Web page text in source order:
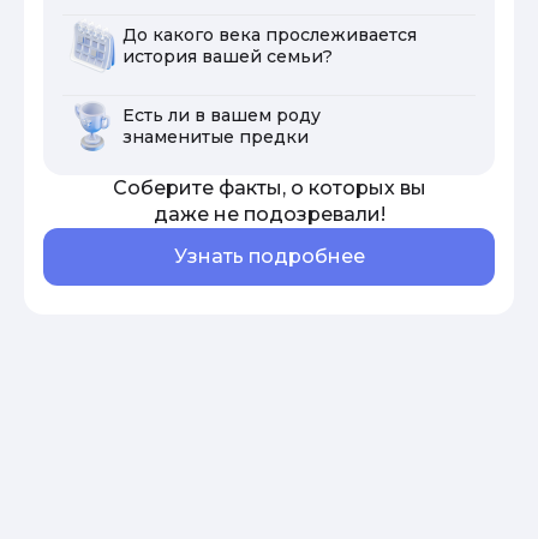
До какого века прослеживается
история вашей семьи?
Есть ли в вашем роду
знаменитые предки
Соберите факты, о которых вы
даже не подозревали!
Узнать подробнее